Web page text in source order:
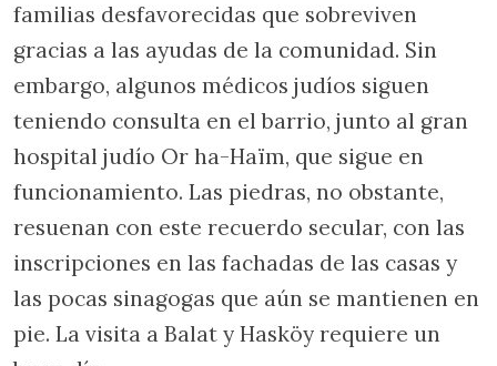
familias desfavorecidas que sobreviven
gracias a las ayudas de la comunidad. Sin
embargo, algunos médicos judíos siguen
teniendo consulta en el barrio, junto al gran
hospital judío Or ha-Haïm, que sigue en
funcionamiento. Las piedras, no obstante,
resuenan con este recuerdo secular, con las
inscripciones en las fachadas de las casas y
las pocas sinagogas que aún se mantienen en
pie. La visita a Balat y Hasköy requiere un